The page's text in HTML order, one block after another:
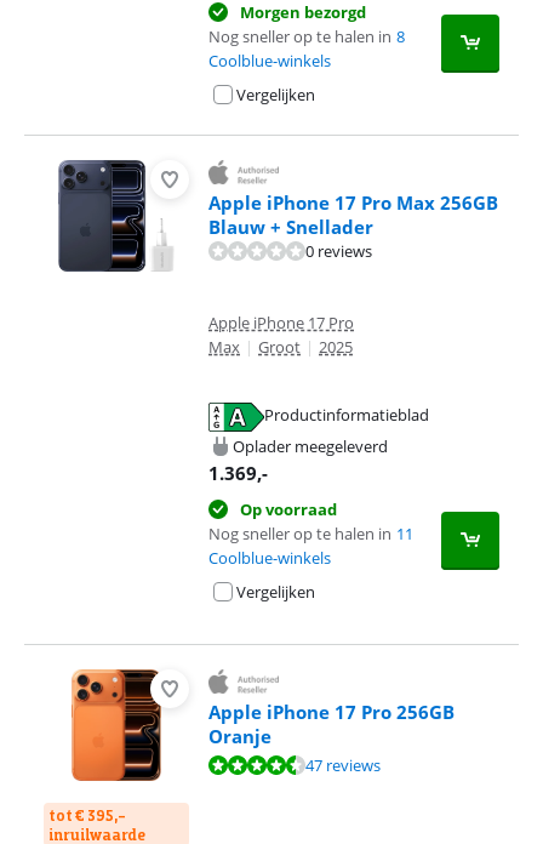
Morgen bezorgd
Nog sneller op te halen in 8
Coolblue-winkels
Vergelijken
Apple iPhone 17 Pro Max 256GB
Blauw + Snellader
0 reviews
Apple iPhone 17 Pro
Max | Groot | 2025
Productinformatieblad
Oplader meegeleverd
1.369,-
Op voorraad
Nog sneller op te halen in 11
Coolblue-winkels
Vergelijken
tot € 395,-
inruilwaarde
Apple iPhone 17 Pro 256GB
Oranje
Beoordeling is 9,1 van de 10, gebaseerd op 47 reviews.
47 reviews